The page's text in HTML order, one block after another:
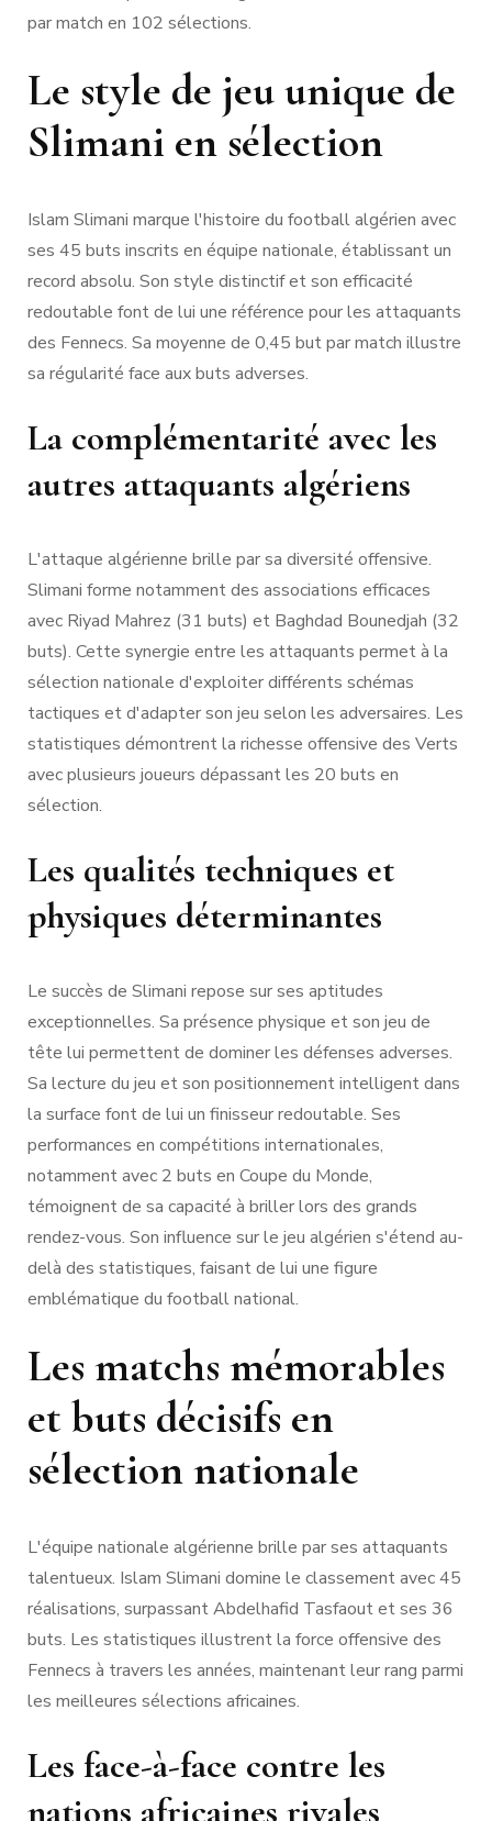
par match en 102 sélections.
Le style de jeu unique de
Slimani en sélection
Islam Slimani marque l'histoire du football algérien avec
ses 45 buts inscrits en équipe nationale, établissant un
record absolu. Son style distinctif et son efficacité
redoutable font de lui une référence pour les attaquants
des Fennecs. Sa moyenne de 0,45 but par match illustre
sa régularité face aux buts adverses.
La complémentarité avec les
autres attaquants algériens
L'attaque algérienne brille par sa diversité offensive.
Slimani forme notamment des associations efficaces
avec Riyad Mahrez (31 buts) et Baghdad Bounedjah (32
buts). Cette synergie entre les attaquants permet à la
sélection nationale d'exploiter différents schémas
tactiques et d'adapter son jeu selon les adversaires. Les
statistiques démontrent la richesse offensive des Verts
avec plusieurs joueurs dépassant les 20 buts en
sélection.
Les qualités techniques et
physiques déterminantes
Le succès de Slimani repose sur ses aptitudes
exceptionnelles. Sa présence physique et son jeu de
tête lui permettent de dominer les défenses adverses.
Sa lecture du jeu et son positionnement intelligent dans
la surface font de lui un finisseur redoutable. Ses
performances en compétitions internationales,
notamment avec 2 buts en Coupe du Monde,
témoignent de sa capacité à briller lors des grands
rendez-vous. Son influence sur le jeu algérien s'étend au-
delà des statistiques, faisant de lui une figure
emblématique du football national.
Les matchs mémorables
et buts décisifs en
sélection nationale
L'équipe nationale algérienne brille par ses attaquants
talentueux. Islam Slimani domine le classement avec 45
réalisations, surpassant Abdelhafid Tasfaout et ses 36
buts. Les statistiques illustrent la force offensive des
Fennecs à travers les années, maintenant leur rang parmi
les meilleures sélections africaines.
Les face-à-face contre les
nations africaines rivales